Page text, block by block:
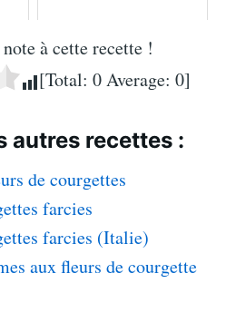
à cette recette !
[Total: 0Average: 0]
autres recettes :
de courgettes
farcies
farcies (Italie)
aux fleurs de courgette